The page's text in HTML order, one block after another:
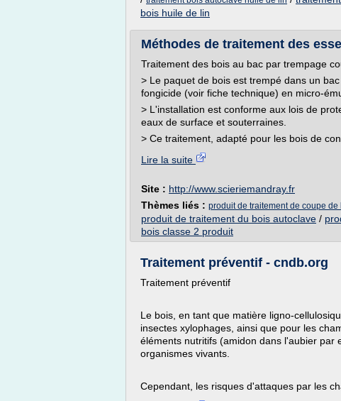
bois huile de lin
Méthodes de traitement des
Traitement des bois au bac par trempage
> Le paquet de bois est trempé dans un
fongicide (voir fiche technique) en micro-
> L'installation est conforme aux lois de
eaux de surface et souterraines.
> Ce traitement, adapté pour les bois de
Lire la suite
Site : http://www.scieriemandray.fr
Thèmes liés : produit de traitement de coupe de
produit de traitement du bois autoclave /
bois classe 2 produit
Traitement préventif - cndb.org
Traitement préventif
Le bois, en tant que matière ligno-
insectes xylophages, ainsi que pour les
éléments nutritifs (amidon dans l'aubier par
organismes vivants.
Cependant, les risques d'attaques par les